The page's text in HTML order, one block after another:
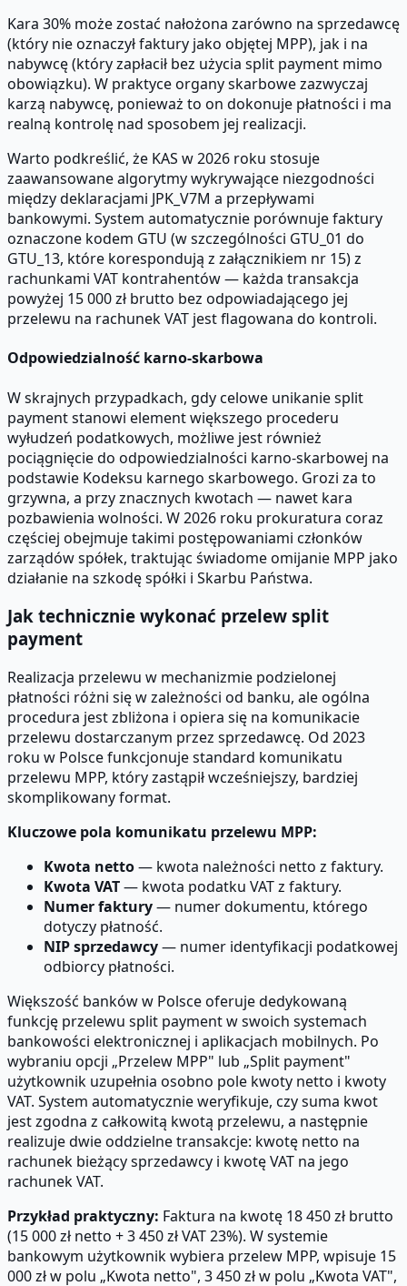
Kara 30% może zostać nałożona zarówno na sprzedawcę
(który nie oznaczył faktury jako objętej MPP), jak i na
nabywcę (który zapłacił bez użycia split payment mimo
obowiązku). W praktyce organy skarbowe zazwyczaj
karzą nabywcę, ponieważ to on dokonuje płatności i ma
realną kontrolę nad sposobem jej realizacji.
Warto podkreślić, że KAS w 2026 roku stosuje
zaawansowane algorytmy wykrywające niezgodności
między deklaracjami JPK_V7M a przepływami
bankowymi. System automatycznie porównuje faktury
oznaczone kodem GTU (w szczególności GTU_01 do
GTU_13, które korespondują z załącznikiem nr 15) z
rachunkami VAT kontrahentów — każda transakcja
powyżej 15 000 zł brutto bez odpowiadającego jej
przelewu na rachunek VAT jest flagowana do kontroli.
Odpowiedzialność karno-skarbowa
W skrajnych przypadkach, gdy celowe unikanie split
payment stanowi element większego procederu
wyłudzeń podatkowych, możliwe jest również
pociągnięcie do odpowiedzialności karno-skarbowej na
podstawie Kodeksu karnego skarbowego. Grozi za to
grzywna, a przy znacznych kwotach — nawet kara
pozbawienia wolności. W 2026 roku prokuratura coraz
częściej obejmuje takimi postępowaniami członków
zarządów spółek, traktując świadome omijanie MPP jako
działanie na szkodę spółki i Skarbu Państwa.
Jak technicznie wykonać przelew split
payment
Realizacja przelewu w mechanizmie podzielonej
płatności różni się w zależności od banku, ale ogólna
procedura jest zbliżona i opiera się na komunikacie
przelewu dostarczanym przez sprzedawcę. Od 2023
roku w Polsce funkcjonuje standard komunikatu
przelewu MPP, który zastąpił wcześniejszy, bardziej
skomplikowany format.
Kluczowe pola komunikatu przelewu MPP:
Kwota netto— kwota należności netto z faktury.
Kwota VAT— kwota podatku VAT z faktury.
Numer faktury— numer dokumentu, którego
dotyczy płatność.
NIP sprzedawcy— numer identyfikacji podatkowej
odbiorcy płatności.
Większość banków w Polsce oferuje dedykowaną
funkcję przelewu split payment w swoich systemach
bankowości elektronicznej i aplikacjach mobilnych. Po
wybraniu opcji „Przelew MPP" lub „Split payment"
użytkownik uzupełnia osobno pole kwoty netto i kwoty
VAT. System automatycznie weryfikuje, czy suma kwot
jest zgodna z całkowitą kwotą przelewu, a następnie
realizuje dwie oddzielne transakcje: kwotę netto na
rachunek bieżący sprzedawcy i kwotę VAT na jego
rachunek VAT.
Przykład praktyczny: Faktura na kwotę 18 450 zł brutto
(15 000 zł netto + 3 450 zł VAT 23%). W systemie
bankowym użytkownik wybiera przelew MPP, wpisuje 15
000 zł w polu „Kwota netto", 3 450 zł w polu „Kwota VAT",